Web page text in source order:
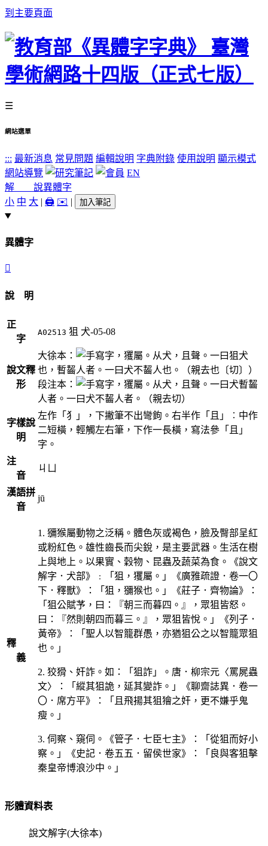
到主要頁面
☰
網站選單
::: 最新消息 常見問題 編輯說明 字典附錄 使用說明 顯示模式
網站導覽
EN
解 說異體字
小 中 大 | 🖨️ ✉️ | 加入筆記
異體字
󳥻
說 明
正
字
A02513 狙 犬-05-08
說文釋
形
大徐本：
，玃屬。从犬，且聲。一曰狙犬
也，暫齧人者。一曰犬不齧人也。（親去也〔切〕）
段注本：
，玃屬。从犬，且聲。一曰犬暫齧
人者。一曰犬不齧人者。（親去切）
字樣說
明
左作「犭」，下撇筆不出彎鉤。右半作「且」︰中作
二短橫，輕觸左右筆，下作一長橫，寫法參「且」
字。
注
音
ㄐㄩ
漢語拼
音
jū
釋
義
1. 獼猴屬動物之泛稱。體色灰或褐色，臉及臀部呈紅
或粉紅色。雄性齒長而尖銳，是主要武器。生活在樹
上與地上。以果實、穀物、昆蟲及蔬菜為食。《說文
解字．犬部》﹕「狙，玃屬。」《廣雅疏證．卷一〇
下．釋獸》：「狙，獼猴也。」《莊子．齊物論》：
「狙公賦芧，曰：『朝三而暮四。』，眾狙皆怒。
曰：『然則朝四而暮三。』，眾狙皆悅。」《列子．
黃帝》：「聖人以智籠群愚，亦猶狙公之以智籠眾狙
也。」
2. 狡猾、奸詐。如：「狙詐」。唐．柳宗元〈罵屍蟲
文〉：「縱其狙詭，延其變詐。」《聊齋誌異．卷一
〇．席方平》：「且飛揚其狙獪之奸，更不嫌乎鬼
瘦。」
3. 伺察、窺伺。《管子．七臣七主》：「從狙而好小
察。」《史記．卷五五．留侯世家》：「良與客狙擊
秦皇帝博浪沙中。」
形體資料表
說文解字(大徐本)